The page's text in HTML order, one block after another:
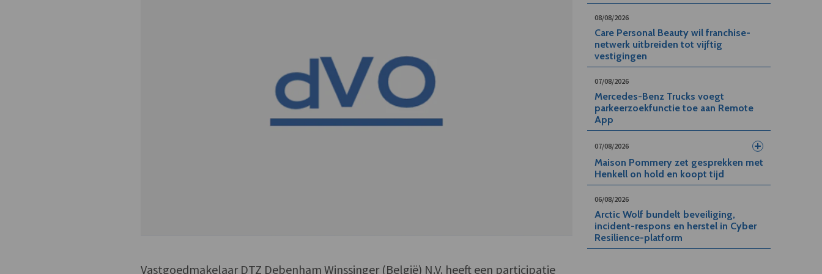
Vastgoedmakelaar DTZ Debenham Winssinger (België) N.V. heeft een participatie
08/08/2026
Care Personal Beauty wil franchise-
netwerk uitbreiden tot vijftig
vestigingen
07/08/2026
Mercedes-Benz Trucks voegt
parkeerzoekfunctie toe aan Remote
App
07/08/2026
Maison Pommery zet gesprekken met
Henkell on hold en koopt tijd
06/08/2026
Arctic Wolf bundelt beveiliging,
incident-respons en herstel in Cyber
Resilience-platform